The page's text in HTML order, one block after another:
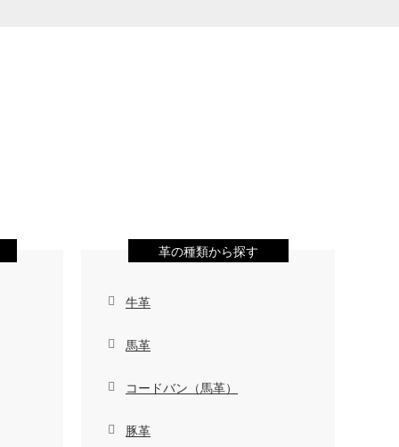
革の種類から探す
牛革
馬革
コードバン（馬革）
豚革